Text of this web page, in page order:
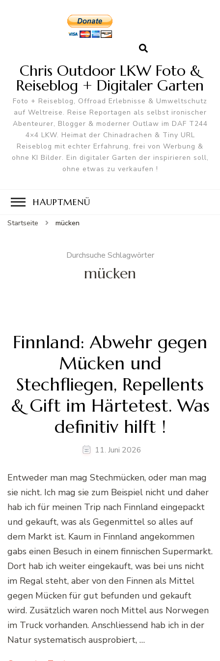
Chris Outdoor LKW Foto &
Reiseblog + Digitaler Garten
Foto + Reiseblog, Offroad Erlebnisse & Umweltschutz
auf Weltreise. Reise Reportagen als selbst ironischer
Abenteurer, Blogger & moderner Outlaw im DAF T244
4×4 LKW. Heimat der Chinadrachen & Tiny URL
Reiseblog mit echter Erfahrung, frei von Werbung &
ohne KI Bilder. Ein digitaler Garten der inspirieren soll,
ohne etwas zu verkaufen !
HAUPTMENÜ
Startseite mücken
Durchsuche Schlagwörter
mücken
Finnland: Abwehr gegen
Mücken und
Stechfliegen, Repellents
& Gift im Härtetest. Was
definitiv hilft !
11. Juni 2026
Entweder man mag Stechmücken, oder man mag
sie nicht. Ich mag sie zum Beispiel nicht und daher
hab ich für meinen Trip nach Finnland eingepackt
und gekauft, was als Gegenmittel so alles auf
dem Markt ist. Kaum in Finnland angekommen
gabs einen Besuch in einem finnischen Supermarkt.
Dort hab ich weiter eingekauft, was bei uns nicht
im Regal steht, aber von den Finnen als Mittel
gegen Mücken für gut befunden und gekauft
wird. Zusätzlich waren noch Mittel aus Norwegen
im Truck vorhanden. Anschliessend hab ich in der
Natur systematisch ausprobiert, …